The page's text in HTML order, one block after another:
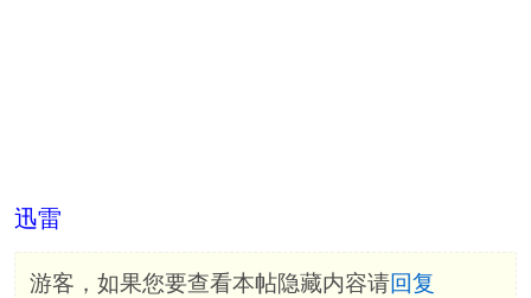
迅雷
游客，如果您要查看本帖隐藏内容请回复